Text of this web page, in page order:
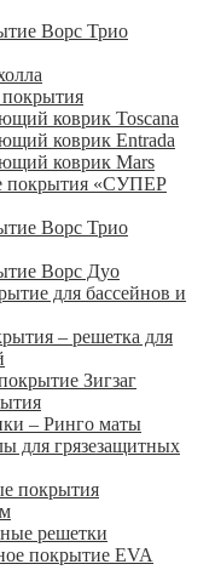
Ворс Трио
коврик Toscana
коврик Entrada
коврик Mars
покрытия «СУПЕР
Ворс Трио
Ворс Дуо
для бассейнов и
– решетка для
Зигзаг
– Ринго маты
для грязезащитных
покрытия
решетки
покрытие EVA